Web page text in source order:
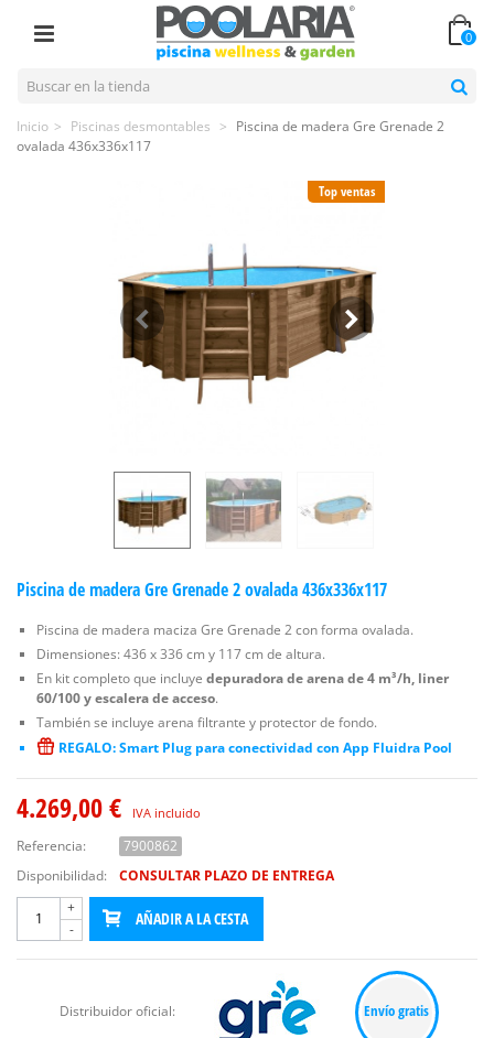
0
Inicio > Piscinas desmontables > Piscina de madera Gre Grenade 2
ovalada 436x336x117
Top ventas
Piscina de madera Gre Grenade 2 ovalada 436x336x117
Piscina de madera maciza Gre Grenade 2 con forma ovalada.
Dimensiones: 436 x 336 cm y 117 cm de altura.
En kit completo que incluye depuradora de arena de 4 m³/h, liner
60/100 y escalera de acceso.
También se incluye arena filtrante y protector de fondo.
REGALO: Smart Plug para conectividad con App Fluidra Pool
4.269,00 € IVA incluido
Referencia:
7900862
Disponibilidad:
CONSULTAR PLAZO DE ENTREGA
-
+
AÑADIR A LA CESTA
Distribuidor oficial: Envío gratis